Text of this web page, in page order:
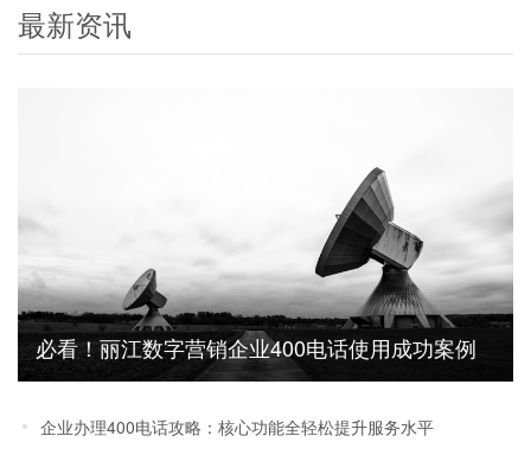
最新资讯
必看！丽江数字营销企业400电话使用成功案例
及效果分享
企业办理400电话攻略：核心功能全轻松提升服务水平